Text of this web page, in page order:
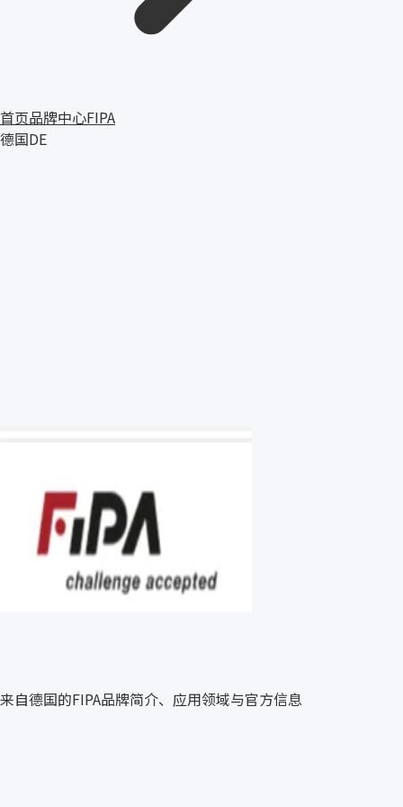
首页品牌中心FIPA
德国DE
来自德国的FIPA品牌简介、应用领域与官方信息